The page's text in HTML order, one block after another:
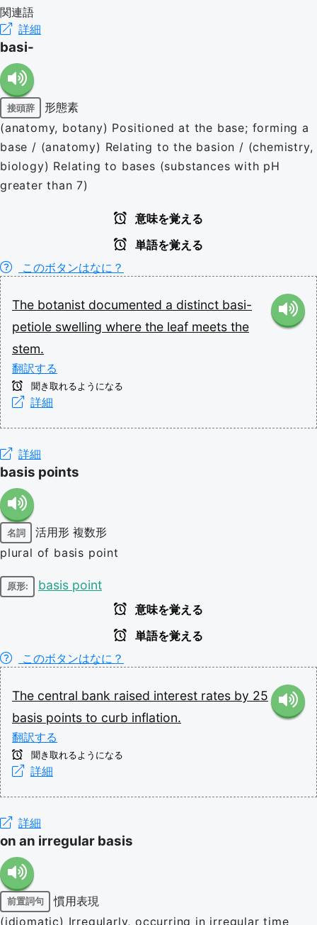
関連語
詳細
basi-
接頭辞
形態素
(anatomy, botany) Positioned at the base; forming a
base / (anatomy) Relating to the basion / (chemistry,
biology) Relating to bases (substances with pH
greater than 7)
意味を覚える
単語を覚える
このボタンはなに？
The botanist documented a distinct basi-
petiole swelling where the leaf meets the
stem.
翻訳する
聞き取れるようになる
詳細
詳細
basis points
名詞 活用形 複数形
plural of basis point
原形: basis point
意味を覚える
単語を覚える
このボタンはなに？
The central bank raised interest rates by 25
basis points to curb inflation.
翻訳する
聞き取れるようになる
詳細
詳細
on an irregular basis
前置詞句
慣用表現
(idiomatic) Irregularly, occurring in irregular time